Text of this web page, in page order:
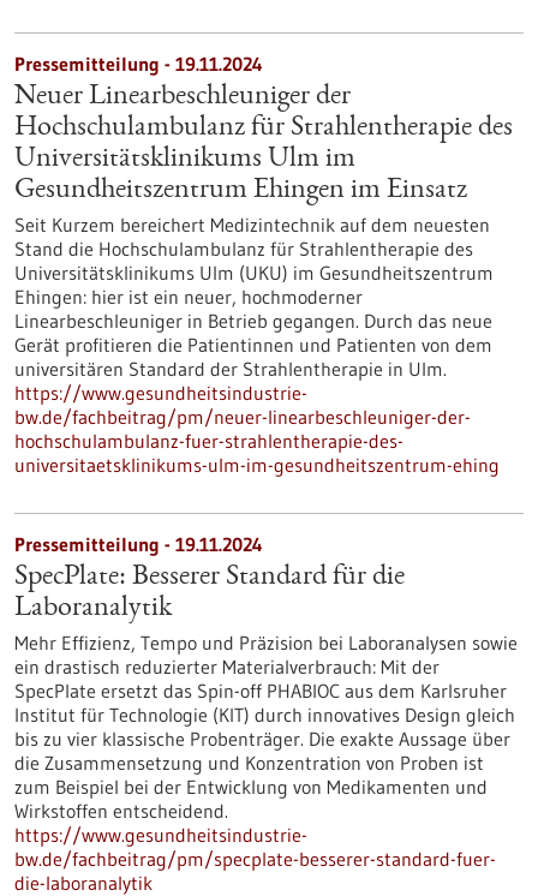
Pressemitteilung - 19.11.2024
Neuer Linearbeschleuniger der
Hochschulambulanz für Strahlentherapie des
Universitätsklinikums Ulm im
Gesundheitszentrum Ehingen im Einsatz
Seit Kurzem bereichert Medizintechnik auf dem neuesten
Stand die Hochschulambulanz für Strahlentherapie des
Universitätsklinikums Ulm (UKU) im Gesundheitszentrum
Ehingen: hier ist ein neuer, hochmoderner
Linearbeschleuniger in Betrieb gegangen. Durch das neue
Gerät profitieren die Patientinnen und Patienten von dem
universitären Standard der Strahlentherapie in Ulm.
https://www.gesundheitsindustrie-
bw.de/fachbeitrag/pm/neuer-linearbeschleuniger-der-
hochschulambulanz-fuer-strahlentherapie-des-
universitaetsklinikums-ulm-im-gesundheitszentrum-ehing
Pressemitteilung - 19.11.2024
SpecPlate: Besserer Standard für die
Laboranalytik
Mehr Effizienz, Tempo und Präzision bei Laboranalysen sowie
ein drastisch reduzierter Materialverbrauch: Mit der
SpecPlate ersetzt das Spin-off PHABIOC aus dem Karlsruher
Institut für Technologie (KIT) durch innovatives Design gleich
bis zu vier klassische Probenträger. Die exakte Aussage über
die Zusammensetzung und Konzentration von Proben ist
zum Beispiel bei der Entwicklung von Medikamenten und
Wirkstoffen entscheidend.
https://www.gesundheitsindustrie-
bw.de/fachbeitrag/pm/specplate-besserer-standard-fuer-
die-laboranalytik